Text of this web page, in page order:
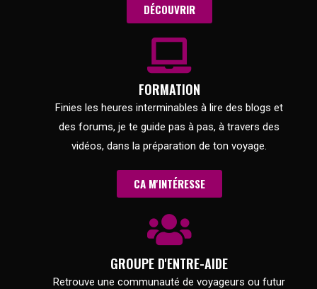
DÉCOUVRIR
FORMATION
Finies les heures interminables à lire des blogs et
des forums, je te guide pas à pas, à travers des
vidéos, dans la préparation de ton voyage.
CA M'INTÉRESSE
GROUPE D'ENTRE-AIDE
Retrouve une communauté de voyageurs ou futur